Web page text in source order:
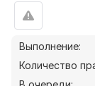
Выполнение:
Количество